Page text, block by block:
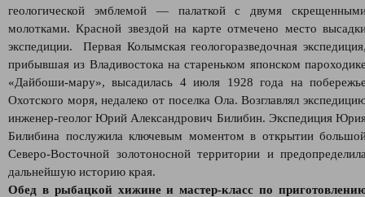
геологической эмблемой — палаткой с двумя
молотками. Красной звездой на карте отмечено место
экспедиции. Первая Колымская геологоразведочная
прибывшая из Владивостока на стареньком японском
«Дайбоши-мару», высадилась 4 июля 1928 года на
Охотского моря, недалеко от поселка Ола. Возглавлял
инженер-геолог Юрий Александрович Билибин. Экспедиция
Билибина послужила ключевым моментом в открытии
Северо-Восточной золотоносной территории и
дальнейшую историю края.
Обед в рыбацкой хижине и мастер-класс по